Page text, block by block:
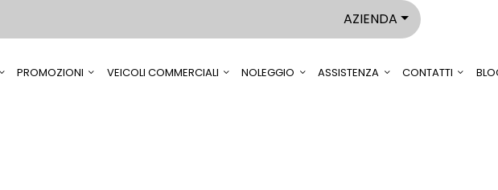
AZIENDA
PROMOZIONI VEICOLI COMMERCIALI NOLEGGIO ASSISTENZA CONTATTI